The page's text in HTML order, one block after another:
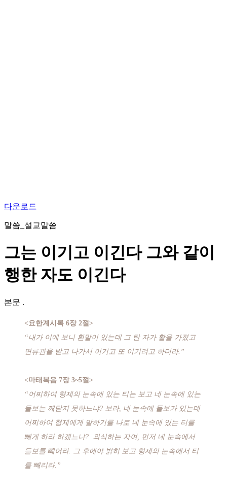
다운로드
말씀_설교말씀
그는 이기고 이긴다 그와 같이
행한 자도 이긴다
본문 .
<요한계시록 6장 2절>
“내가 이에 보니 흰말이 있는데 그 탄 자가 활을 가졌고
면류관을 받고 나가서 이기고 또 이기려고 하더라.”
<마태복음 7장 3~5절>
“어찌하여 형제의 눈속에 있는 티는 보고 네 눈속에 있는
들보는 깨닫지 못하느냐? 보라, 네 눈속에 들보가 있는데
어찌하여 형제에게 말하기를 나로 네 눈속에 있는 티를
빼게 하라 하겠느냐? 외식하는 자여, 먼저 네 눈속에서
들보를 빼어라. 그 후에야 밝히 보고 형제의 눈속에서 티
를 빼리라.”